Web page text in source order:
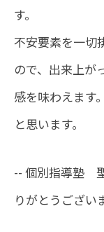
す。
不安要素を一切
ので、出来上が
感を味わえます
と思います。
-- 個別指導塾
りがとうござい